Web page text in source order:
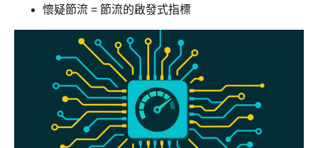
懷疑節流 = 節流的啟發式指標